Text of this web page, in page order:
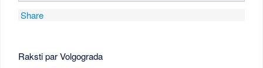
Share
Raksti par Volgograda